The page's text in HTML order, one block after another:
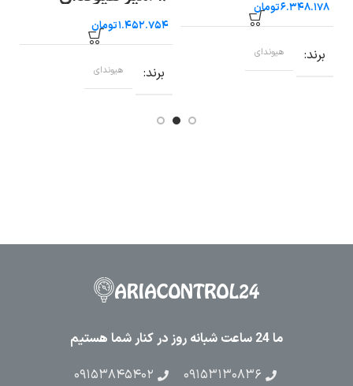
تومان
برند هیوندای
تومان
برند هیوندای
ما 24 ساعت شبانه روز در کنار شما هستیم
۰۹۱۵۳۱۳۰۸۳۶
۰۹۱۵۳۸۴۵۴۰۲